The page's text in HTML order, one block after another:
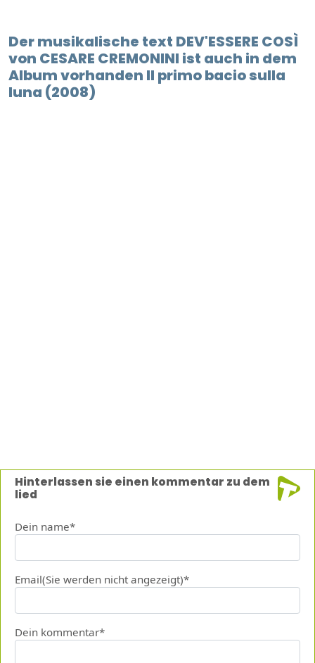
Der musikalische text DEV'ESSERE COSÌ
von CESARE CREMONINI ist auch in dem
Album vorhanden Il primo bacio sulla
luna (2008)
Hinterlassen sie einen kommentar zu dem
lied
Dein name*
Email(Sie werden nicht angezeigt)*
Dein kommentar*